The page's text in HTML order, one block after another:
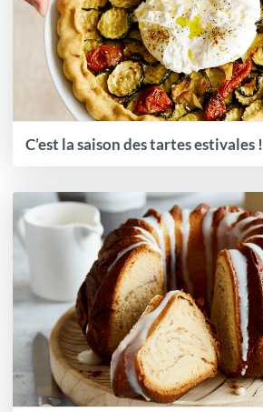
C’est la saison des tartes estivales !